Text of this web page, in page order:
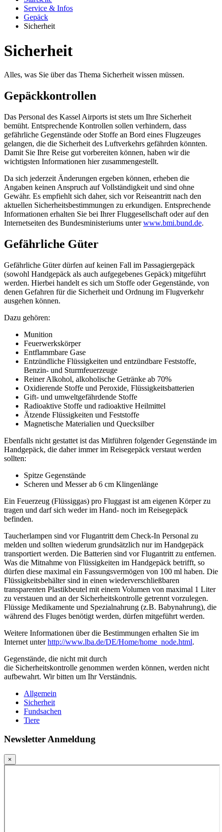
Service & Infos
Gepäck
Sicherheit
Sicherheit
Alles, was Sie über das Thema Sicherheit wissen müssen.
Gepäckkontrollen
Das Personal des Kassel Airports ist stets um Ihre Sicherheit
bemüht. Entsprechende Kontrollen sollen verhindern, dass
gefährliche Gegenstände oder Stoffe an Bord eines Flugzeuges
gelangen, die die Sicherheit des Luftverkehrs gefährden könnten.
Damit Sie Ihre Reise gut vorbereiten können, haben wir die
wichtigsten Informationen hier zusammengestellt.
Da sich jederzeit Änderungen ergeben können, erheben die
Angaben keinen Anspruch auf Vollständigkeit und sind ohne
Gewähr. Es empfiehlt sich daher, sich vor Reiseantritt nach den
aktuellen Sicherheitsbestimmungen zu erkundigen. Entsprechende
Informationen erhalten Sie bei Ihrer Fluggesellschaft oder auf den
Internetseiten des Bundesministeriums unterwww.bmi.bund.de.
Gefährliche Güter
Gefährliche Güter dürfen auf keinen Fall im Passagiergepäck
(sowohl Handgepäck als auch aufgegebenes Gepäck) mitgeführt
werden. Hierbei handelt es sich um Stoffe oder Gegenstände, von
denen Gefahren für die Sicherheit und Ordnung im Flugverkehr
ausgehen können.
Dazu gehören:
Munition
Feuerwerkskörper
Entflammbare Gase
Entzündliche Flüssigkeiten und entzündbare Feststoffe,
Benzin- und Sturmfeuerzeuge
Reiner Alkohol, alkoholische Getränke ab 70%
Oxidierende Stoffe und Peroxide, Flüssigkeitsbatterien
Gift- und umweltgefährdende Stoffe
Radioaktive Stoffe und radioaktive Heilmittel
Ätzende Flüssigkeiten und Feststoffe
Magnetische Materialien und Quecksilber
Ebenfalls nicht gestattet ist das Mitführen folgender Gegenstände im
Handgepäck, die daher immer im Reisegepäck verstaut werden
sollten:
Spitze Gegenstände
Scheren und Messer ab 6 cm Klingenlänge
Ein Feuerzeug (Flüssiggas) pro Fluggast ist am eigenen Körper zu
tragen und darf sich weder im Hand- noch im Reisegepäck
befinden.
Taucherlampen sind vor Flugantritt dem Check-In Personal zu
melden und sollten wiederum grundsätzlich nur im Handgepäck
transportiert werden. Die Batterien sind vor Flugantritt zu entfernen.
Was die Mitnahme von Flüssigkeiten im Handgepäck betrifft, so
dürfen diese maximal ein Fassungsvermögen von 100 ml haben. Die
Flüssigkeitsbehälter sind in einen wiederverschließbaren
transparenten Plastikbeutel mit einem Volumen von maximal 1 Liter
zu verstauen und an der Sicherheitskontrolle getrennt vorzulegen.
Flüssige Medikamente und Spezialnahrung (z.B. Babynahrung), die
während des Fluges benötigt werden, dürfen mitgeführt werden.
Weitere Informationen über die Bestimmungen erhalten Sie im
Internet unterhttp://www.lba.de/DE/Home/home_node.html.
Gegenstände, die nicht mit durch
die Sicherheitskontrolle genommen werden können, werden nicht
aufbewahrt. Wir bitten um Ihr Verständnis.
Allgemein
Sicherheit
Fundsachen
Tiere
Newsletter Anmeldung
×